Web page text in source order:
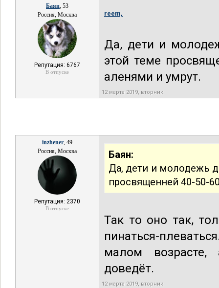
Баян, 53
Россия, Москва
Репутация: 6767
В отпуске
reem,
Да, дети и
этой теме
аленями и умрут.
12 марта 2019, вторник
inzhener, 49
Россия, Москва
Репутация: 2370
В отпуске
Баян:
Да, дети и молодежь
просвященней 40-50-
Так то оно так,
пинаться-
малом возрасте,
доведёт.
12 марта 2019, вторник